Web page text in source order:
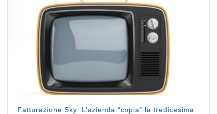
Fatturazione Sky: L’azienda “copia” la tredicesima